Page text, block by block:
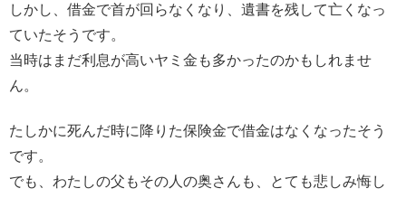
しかし、借金で首が回らなくなり、遺書を残して亡くなっ
ていたそうです。
当時はまだ利息が高いヤミ金も多かったのかもしれませ
ん。
たしかに死んだ時に降りた保険金で借金はなくなったそう
です。
でも、わたしの父もその人の奥さんも、とても悲しみ悔し